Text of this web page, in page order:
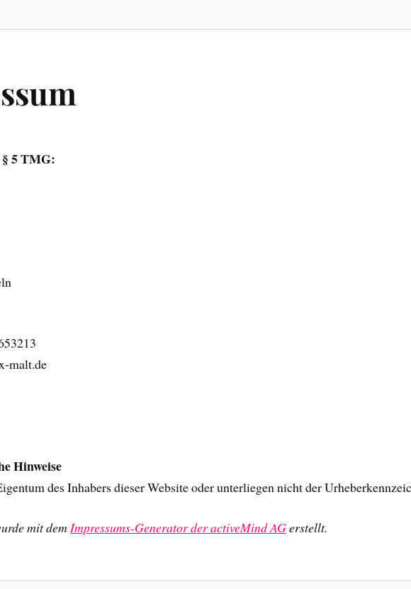
5 TMG:
malt.de
Hinweise
des Inhabers dieser Website oder unterliegen nicht der
mit dem Impressums-Generator der activeMind AGerstellt.